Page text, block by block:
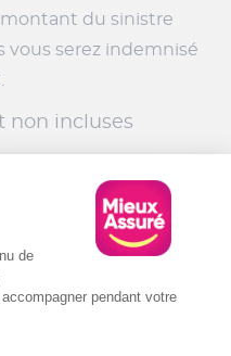
du sinistre
vous serez indemnisé
non incluses
habitation
dans votre contrat.
qui couvrent les
aux vols, aux dégâts
civile dans
» ne sont pas